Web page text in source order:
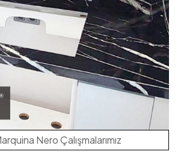
Nero Çalışmalarımız